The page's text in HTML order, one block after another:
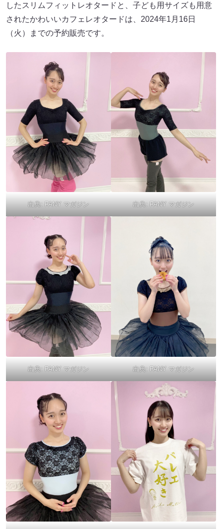
したスリムフィットレオタードと、子ども用サイズも用意
されたかわいいカフェレオタードは、2024年1月16日
（火）までの予約販売です。
出典: FANY マガジン 出典: FANY マガジン
出典: FANY マガジン 出典: FANY マガジン